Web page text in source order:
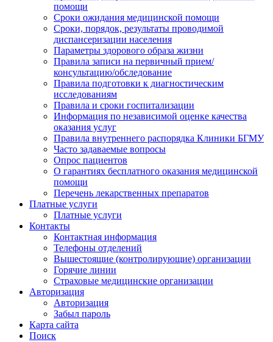
помощи
Сроки ожидания медицинской помощи
Сроки, порядок, результаты проводимой
диспансеризации населения
Параметры здорового образа жизни
Правила записи на первичный прием/
консультацию/обследование
Правила подготовки к диагностическим
исследованиям
Правила и сроки госпитализации
Информация по независимой оценке качества
оказания услуг
Правила внутреннего распорядка Клиники БГМУ
Часто задаваемые вопросы
Опрос пациентов
О гарантиях бесплатного оказания медицинской
помощи
Перечень лекарственных препаратов
Платные услуги
Платные услуги
Контакты
Контактная информация
Телефоны отделений
Вышестоящие (контролирующие) организации
Горячие линии
Страховые медицинские организации
Авторизация
Авторизация
Забыл пароль
Карта сайта
Поиск